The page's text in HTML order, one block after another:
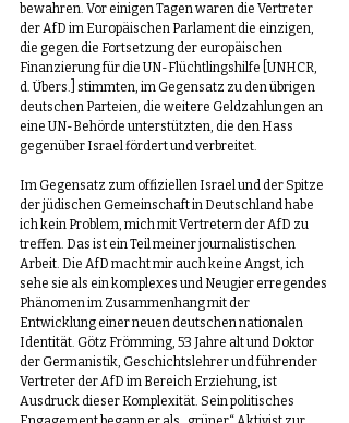
bewahren. Vor einigen Tagen waren die Vertreter
der AfD im Europäischen Parlament die einzigen,
die gegen die Fortsetzung der europäischen
Finanzierung für die UN-Flüchtlingshilfe [UNHCR,
d. Übers.] stimmten, im Gegensatz zu den übrigen
deutschen Parteien, die weitere Geldzahlungen an
eine UN-Behörde unterstützten, die den Hass
gegenüber Israel fördert und verbreitet.
Im Gegensatz zum offiziellen Israel und der Spitze
der jüdischen Gemeinschaft in Deutschland habe
ich kein Problem, mich mit Vertretern der AfD zu
treffen. Das ist ein Teil meiner journalistischen
Arbeit. Die AfD macht mir auch keine Angst, ich
sehe sie als ein komplexes und Neugier erregendes
Phänomen im Zusammenhang mit der
Entwicklung einer neuen deutschen nationalen
Identität. Götz Frömming, 53 Jahre alt und Doktor
der Germanistik, Geschichtslehrer und führender
Vertreter der AfD im Bereich Erziehung, ist
Ausdruck dieser Komplexität. Sein politisches